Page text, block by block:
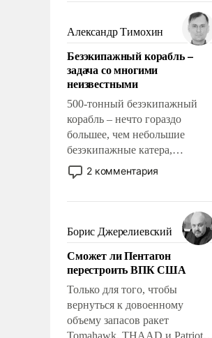
мужественным и твердым под
ударами судьбы, брать на себя
ответственность, помогать
слабым, идти вперед и
адаптироваться.
Александр Тимохин
Безэкипажный корабль –
задача со многими
неизвестными
500-тонный безэкипажный
корабль – нечто гораздо
большее, чем небольшие
безэкипажные катера,
применение которых уже
стало обыденностью. Задача по
сложна и амбициозна. Однако
и ее реализация радикально
поднимет наши боевые
возможности.
2 комментария
Борис Джерелиевский
Сможет ли Пентагон
перестроить ВПК США
Только для того, чтобы
вернуться к довоенному
объему запасов ракет
Tomahawk, THAAD и Patriot